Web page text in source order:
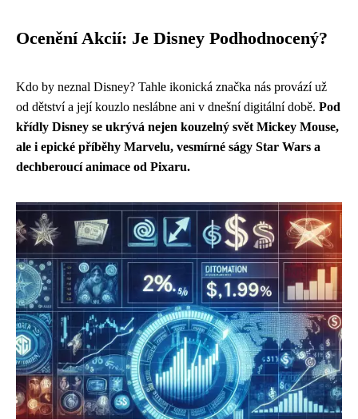
Ocenění Akcií: Je Disney Podhodnocený?
Kdo by neznal Disney? Tahle ikonická značka nás provází už
od dětství a její kouzlo neslábne ani v dnešní digitální době. Pod
křídly Disney se ukrývá nejen kouzelný svět Mickey Mouse,
ale i epické příběhy Marvelu, vesmírné ságy Star Wars a
dechberoucí animace od Pixaru.